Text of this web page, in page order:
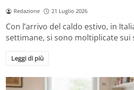
Redazione 21 Luglio 2026
Con l’arrivo del caldo estivo, in
settimane, si sono moltiplicate sui
Leggi di più